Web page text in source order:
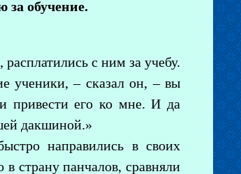
обучение.
с ним за учебу.
ученики, – сказал он, – вы
привести его ко мне. И да
дакшиной.»
направились в своих
страну панчалов, сравняли